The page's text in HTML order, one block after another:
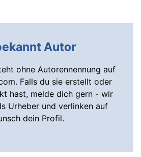
Autor
ohne Autorennennung auf
Falls du sie erstellt oder
hast, melde dich gern - wir
Urheber und verlinken auf
dein Profil.